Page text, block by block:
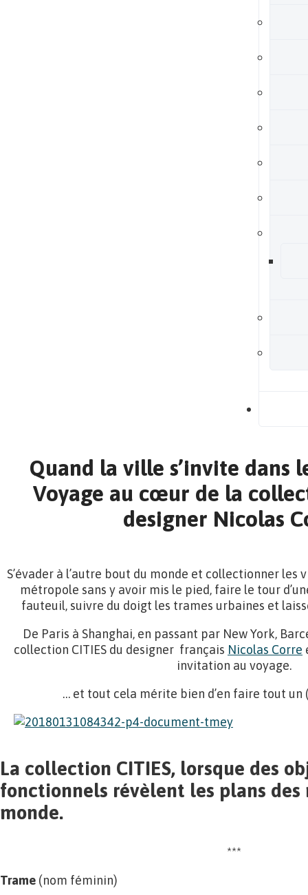
Quand la ville s’invite dans
Voyage au cœur de la
designer Nicolas
S’évader à l’autre bout du monde et collectionner les
métropole sans y avoir mis le pied, faire le tour
fauteuil, suivre du doigt les trames urbaines et
De Paris à Shanghai, en passant par New York,
collection CITIES du designer français Nicolas Corre
invitation au voyage.
… et tout cela mérite bien d’en faire tout un
La collection CITIES, lorsque des
fonctionnels révèlent les plans des
monde.
***
Trame (nom féminin)